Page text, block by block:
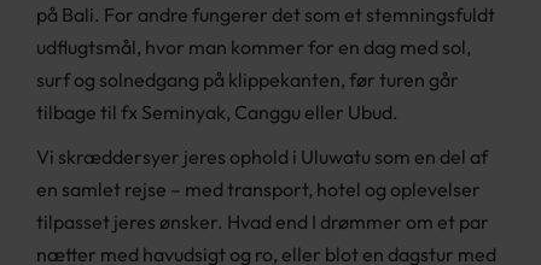
på Bali. For andre fungerer det som et stemningsfuldt
udflugtsmål, hvor man kommer for en dag med sol,
surf og solnedgang på klippekanten, før turen går
tilbage til fx Seminyak, Canggu eller Ubud.
Vi skræddersyer jeres ophold i Uluwatu som en del af
en samlet rejse – med transport, hotel og oplevelser
tilpasset jeres ønsker. Hvad end I drømmer om et par
nætter med havudsigt og ro, eller blot en dagstur med